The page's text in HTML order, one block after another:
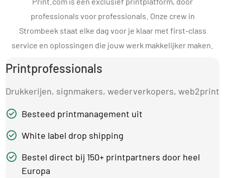
professionals voor professionals. Onze crew in
Strombeek staat elke dag voor je klaar met first-class
service en oplossingen die jouw werk makkelijker maken.
Printprofessionals
Drukkerijen, signmakers, wederverkopers, web2print
Besteed printmanagement uit
White label drop shipping
Bestel direct bij 150+ printpartners door heel
Europa